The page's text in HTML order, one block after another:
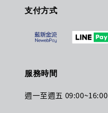
支付方式
服務時間
週一至週五 09:00~16:00